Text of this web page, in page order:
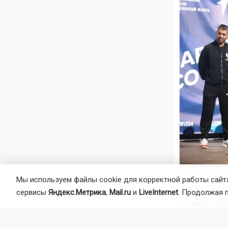
По его
Мы используем файлы cookie для корректной работы
сервисы Яндекс.Метрика, Mail.ru и LiveInternet. Продолжая